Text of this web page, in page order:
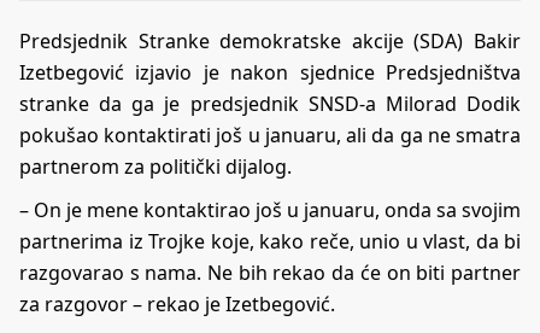
Predsjednik Stranke demokratske akcije (SDA) Bakir
Izetbegović izjavio je nakon sjednice Predsjedništva
stranke da ga je predsjednik SNSD-a Milorad Dodik
pokušao kontaktirati još u januaru, ali da ga ne smatra
partnerom za politički dijalog.
– On je mene kontaktirao još u januaru, onda sa svojim
partnerima iz Trojke koje, kako reče, unio u vlast, da bi
razgovarao s nama. Ne bih rekao da će on biti partner
za razgovor – rekao je Izetbegović.